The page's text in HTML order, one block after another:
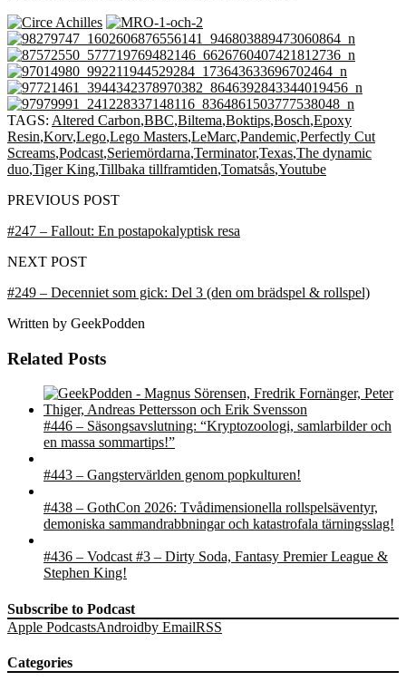
TAGS: Altered Carbon,BBC,Biltema,Boktips,Bosch,Epoxy
Resin,Korv,Lego,Lego Masters,LeMarc,Pandemic,Perfectly Cut
Screams,Podcast,Seriemördarna,Terminator,Texas,The dynamic
duo,Tiger King,Tillbaka tillframtiden,Tomatsås,Youtube
PREVIOUS POST
#247 – Fallout: En postapokalyptisk resa
NEXT POST
#249 – Decenniet som gick: Del 3 (den om brädspel & rollspel)
Written by GeekPodden
Related Posts
#446 – Säsongsavslutning: “Kryptozoologi, samlarbilder och
en massa sommartips!”
#443 – Gangstervärlden genom popkulturen!
#438 – GothCon 2026: Tvådimensionella rollspelsäventyr,
demoniska sammandrabbningar och katastrofala tärningsslag!
#436 – Vodcast #3 – Dirty Soda, Fantasy Premier League &
Stephen King!
Subscribe to Podcast
Apple PodcastsAndroidby EmailRSS
Categories